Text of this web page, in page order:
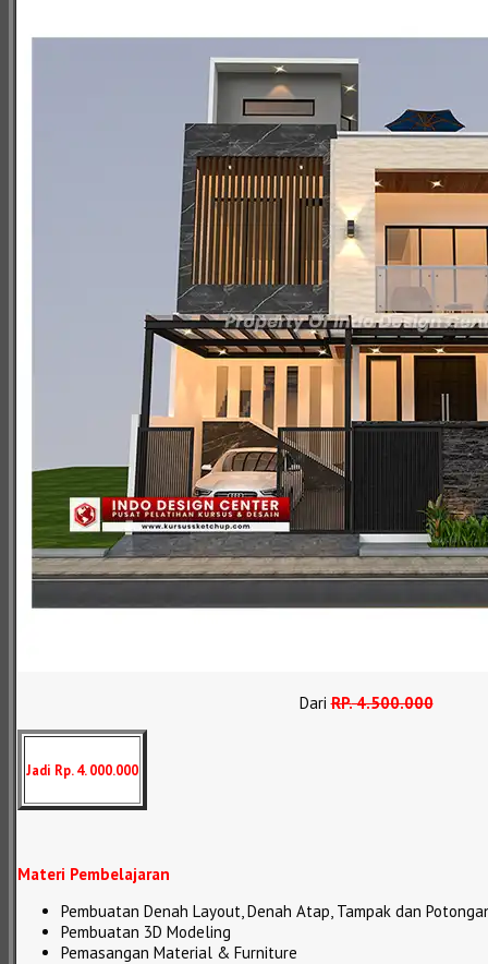
DariRP.4.500.000
Jadi Rp. 4. 000.000
Materi Pembelajaran
Pembuatan Denah Layout, Denah Atap, Tampak dan
Pembuatan 3D Modeling
Pemasangan Material & Furniture